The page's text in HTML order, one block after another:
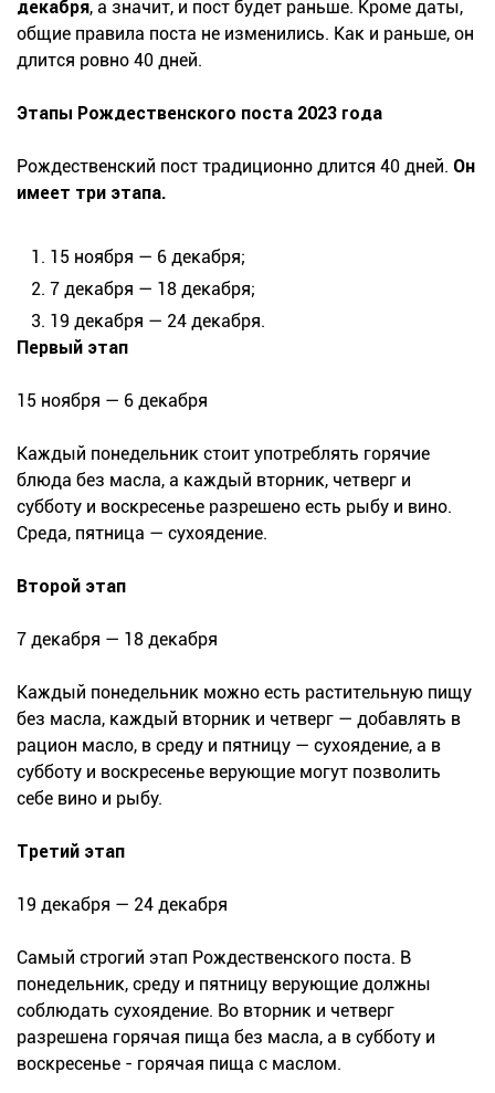
декабря, а значит, и пост будет раньше. Кроме даты,
общие правила поста не изменились. Как и раньше, он
длится ровно 40 дней.
Этапы Рождественского поста 2023 года
Рождественский пост традиционно длится 40 дней. Он
имеет три этапа.
15 ноября — 6 декабря;
7 декабря — 18 декабря;
19 декабря — 24 декабря.
Первый этап
15 ноября — 6 декабря
Каждый понедельник стоит употреблять горячие
блюда без масла, а каждый вторник, четверг и
субботу и воскресенье разрешено есть рыбу и вино.
Среда, пятница — сухоядение.
Второй этап
7 декабря — 18 декабря
Каждый понедельник можно есть растительную пищу
без масла, каждый вторник и четверг — добавлять в
рацион масло, в среду и пятницу — сухоядение, а в
субботу и воскресенье верующие могут позволить
себе вино и рыбу.
Третий этап
19 декабря — 24 декабря
Самый строгий этап Рождественского поста. В
понедельник, среду и пятницу верующие должны
соблюдать сухоядение. Во вторник и четверг
разрешена горячая пища без масла, а в субботу и
воскресенье - горячая пища с маслом.